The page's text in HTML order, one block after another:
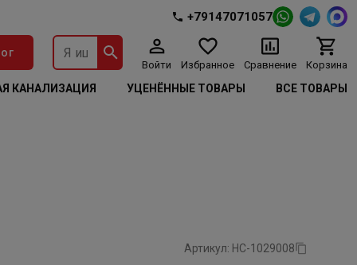
+79147071057
Войти Избранное Сравнение Корзина
КАНАЛИЗАЦИЯ УЦЕНЁННЫЕ ТОВАРЫ ВСЕ ТОВАРЫ
Артикул: НС-1029008